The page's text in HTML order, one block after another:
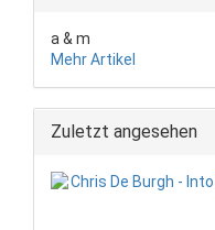
a & m
Mehr Artikel
Zuletzt angesehen